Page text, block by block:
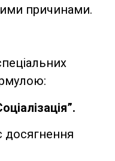
причинами.
досягнення